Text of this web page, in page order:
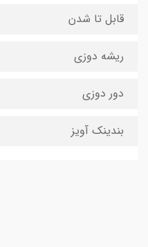
قابل تا شدن
ریشه دوزی
دور دوزی
بندینک آویز